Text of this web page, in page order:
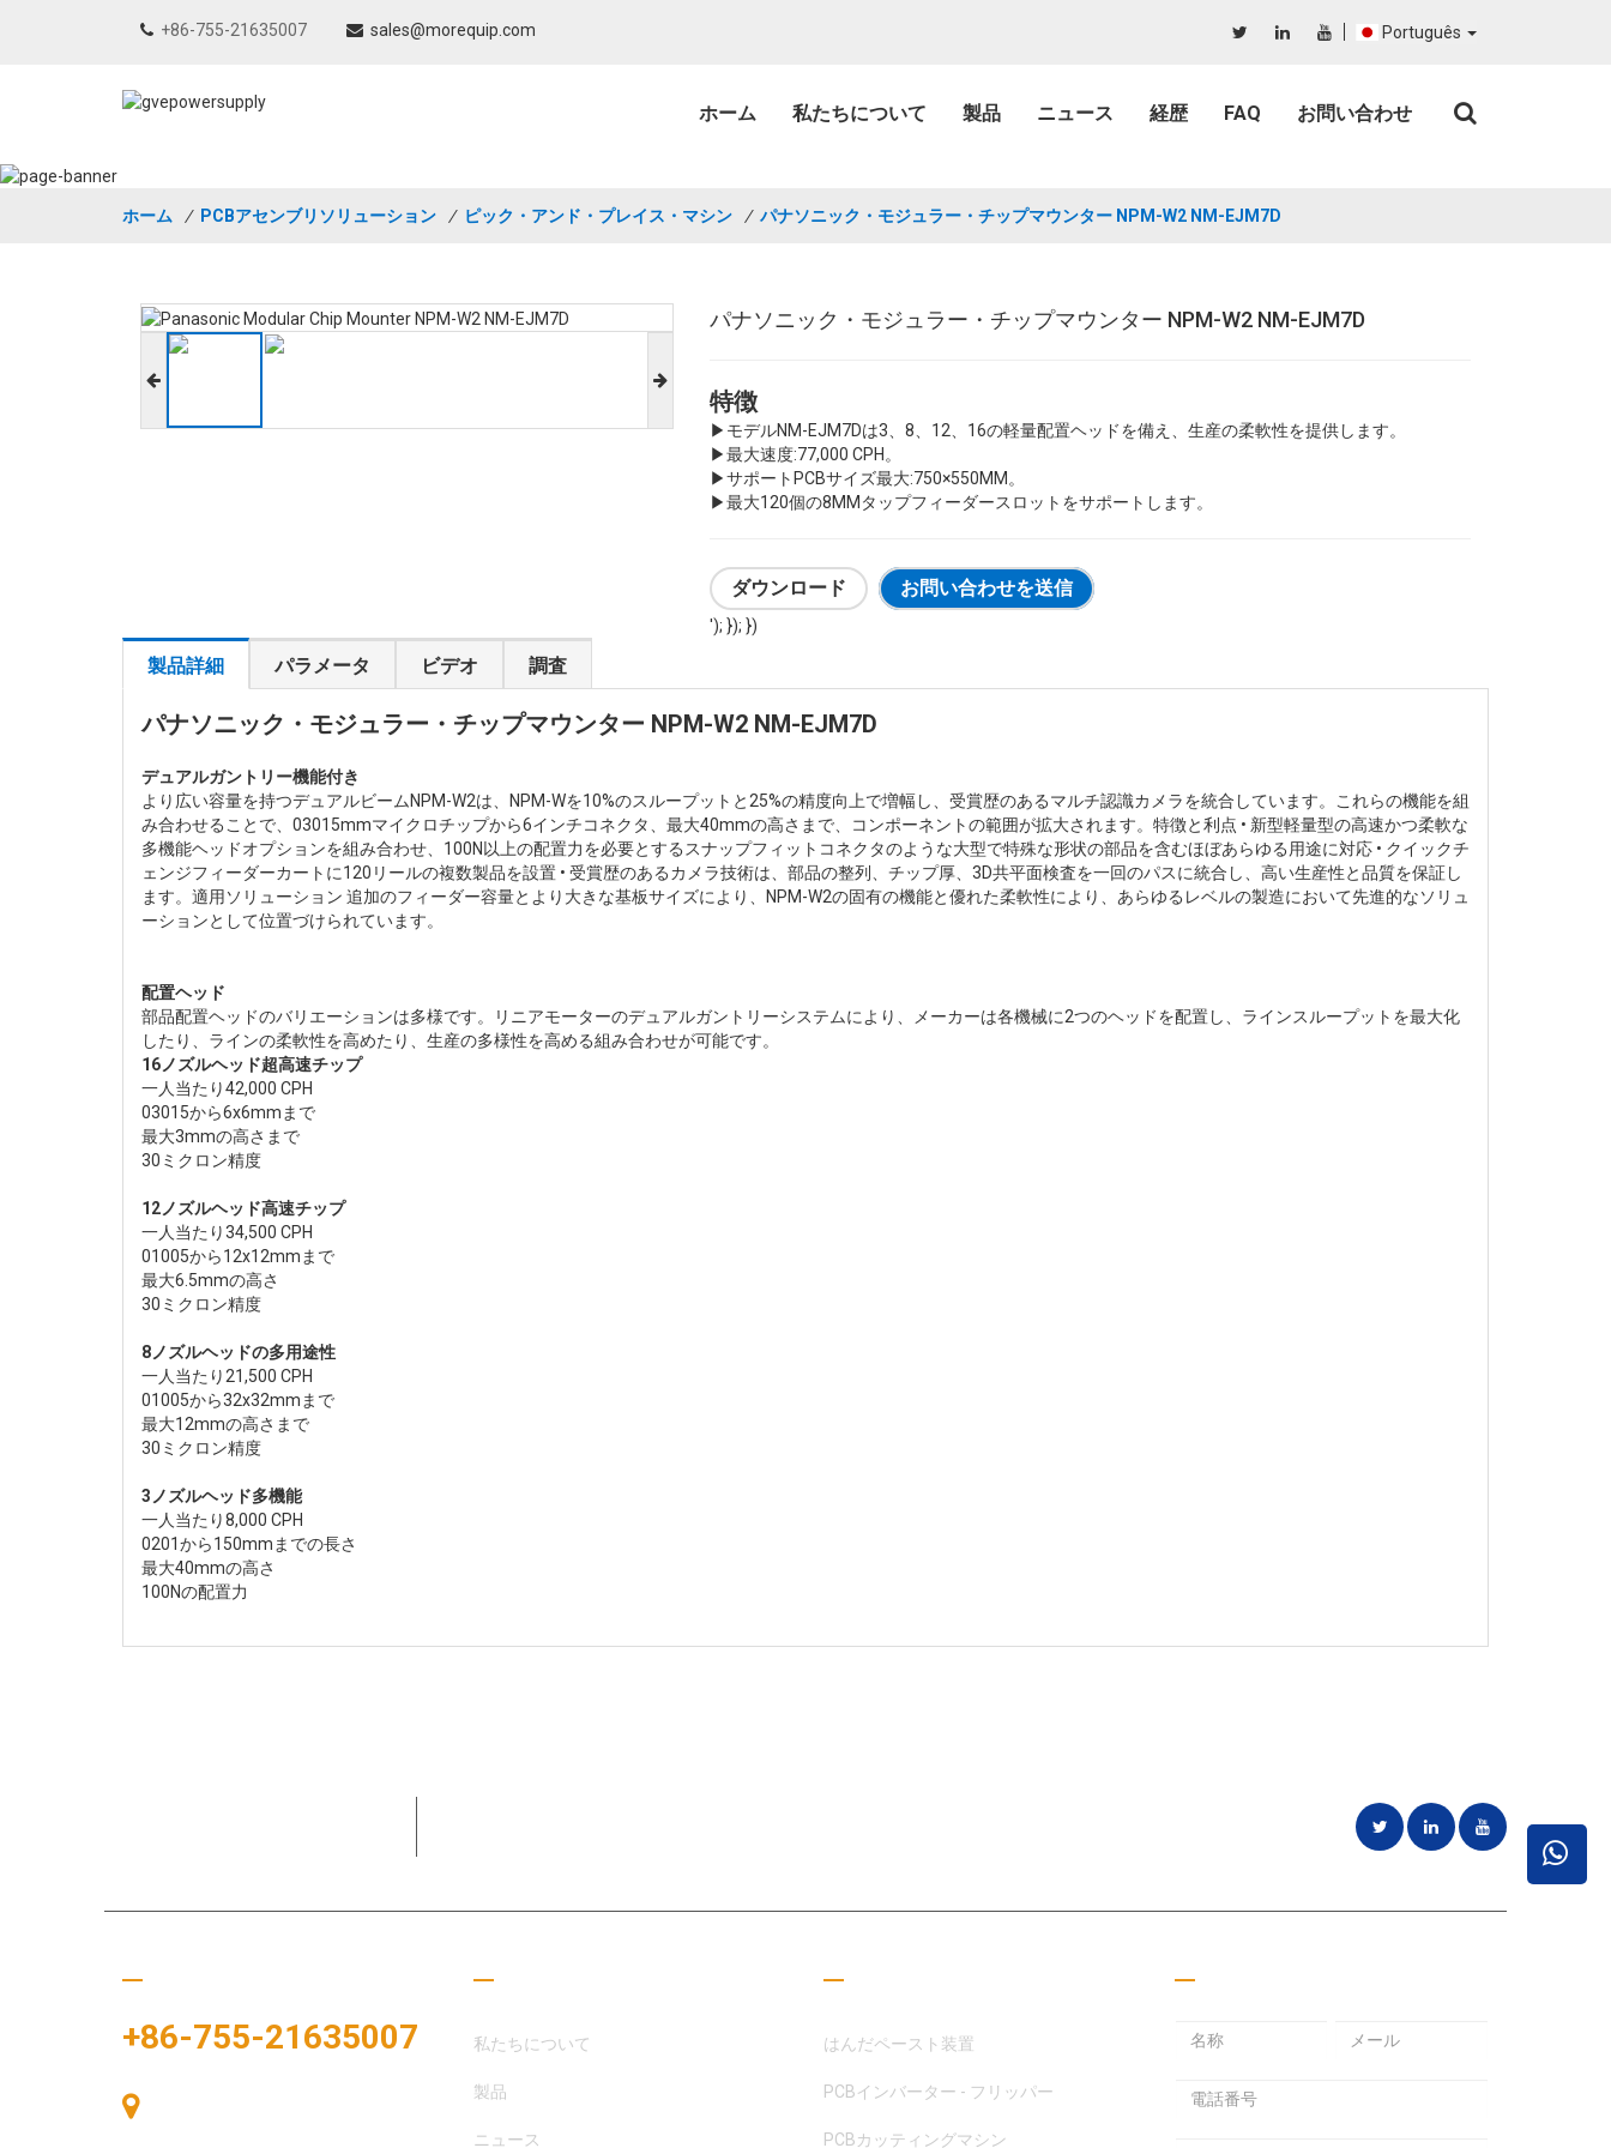
+86-755-21635007 sales@morequip.com Português
ホーム 私たちについて 製品 ニュース 経歴 FAQ お問い合わせ
ホーム / PCBアセンブリソリューション / ピック・アンド・プレイス・マシン / パナソニック・モジュラー・チップマウンター NPM-W2 NM-EJM7D
パナソニック・モジュラー・チップマウンター NPM-W2 NM-EJM7D
特徴
▶モデルNM-EJM7Dは3、8、12、16の軽量配置ヘッドを備え、生産の柔軟性を提供します。
▶最大速度:77,000 CPH。
▶サポートPCBサイズ最大:750×550MM。
▶最大120個の8MMタップフィーダースロットをサポートします。
ダウンロード お問い合わせを送信
'); }); })
製品詳細 パラメータ ビデオ 調査
パナソニック・モジュラー・チップマウンター NPM-W2 NM-EJM7D
デュアルガントリー機能付き
より広い容量を持つデュアルビームNPM-W2は、NPM-Wを10%のスループットと25%の精度向上で増幅し、受賞歴のあるマルチ認識カメラを統合しています。これらの機能を組
み合わせることで、03015mmマイクロチップから6インチコネクタ、最大40mmの高さまで、コンポーネントの範囲が拡大されます。特徴と利点 • 新型軽量型の高速かつ柔軟な
多機能ヘッドオプションを組み合わせ、100N以上の配置力を必要とするスナップフィットコネクタのような大型で特殊な形状の部品を含むほぼあらゆる用途に対応 • クイックチ
ェンジフィーダーカートに120リールの複数製品を設置 • 受賞歴のあるカメラ技術は、部品の整列、チップ厚、3D共平面検査を一回のパスに統合し、高い生産性と品質を保証し
ます。適用ソリューション 追加のフィーダー容量とより大きな基板サイズにより、NPM-W2の固有の機能と優れた柔軟性により、あらゆるレベルの製造において先進的なソリュ
ーションとして位置づけられています。
配置ヘッド
部品配置ヘッドのバリエーションは多様です。リニアモーターのデュアルガントリーシステムにより、メーカーは各機械に2つのヘッドを配置し、ラインスループットを最大化
したり、ラインの柔軟性を高めたり、生産の多様性を高める組み合わせが可能です。
16ノズルヘッド超高速チップ
一人当たり42,000 CPH
03015から6x6mmまで
最大3mmの高さまで
30ミクロン精度
12ノズルヘッド高速チップ
一人当たり34,500 CPH
01005から12x12mmまで
最大6.5mmの高さ
30ミクロン精度
8ノズルヘッドの多用途性
一人当たり21,500 CPH
01005から32x32mmまで
最大12mmの高さまで
30ミクロン精度
3ノズルヘッド多機能
一人当たり8,000 CPH
0201から150mmまでの長さ
最大40mmの高さ
100Nの配置力
+86-755-21635007 私たちについて
製品
ニュース
はんだペースト装置
PCBインバーター - フリッパー
PCBカッティングマシン